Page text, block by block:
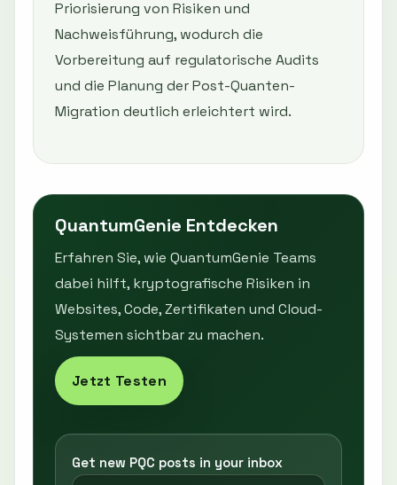
Priorisierung von Risiken und
Nachweisführung, wodurch die
Vorbereitung auf regulatorische Audits
und die Planung der Post-Quanten-
Migration deutlich erleichtert wird.
QuantumGenie Entdecken
Erfahren Sie, wie QuantumGenie Teams
dabei hilft, kryptografische Risiken in
Websites, Code, Zertifikaten und Cloud-
Systemen sichtbar zu machen.
Jetzt Testen
Get new PQC posts in your inbox